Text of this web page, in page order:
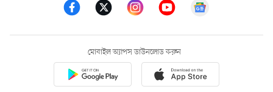
মোবাইল অ্যাপস ডাউনলোড করুন